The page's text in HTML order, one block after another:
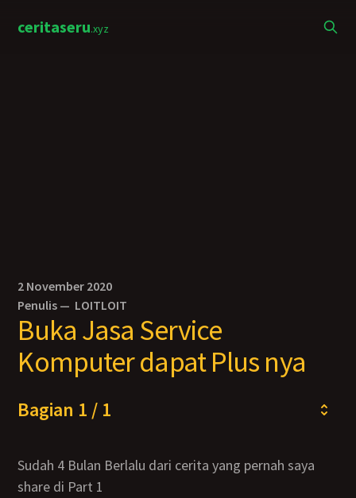
ceritaseru.xyz
2 November 2020
Penulis — LOITLOIT
Buka Jasa Service
Komputer dapat Plus nya
Bagian 1 / 1
Sudah 4 Bulan Berlalu dari cerita yang pernah saya
share di Part 1